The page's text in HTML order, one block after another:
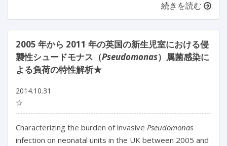
続きを読む
2005 年から 2011 年の英国の新生児室における侵
襲性シュードモナス（Pseudomonas）属菌感染に
よる負荷の特性解析★
2014.10.31
☆
Characterizing the burden of invasive Pseudomonas
infection on neonatal units in the UK between 2005 and